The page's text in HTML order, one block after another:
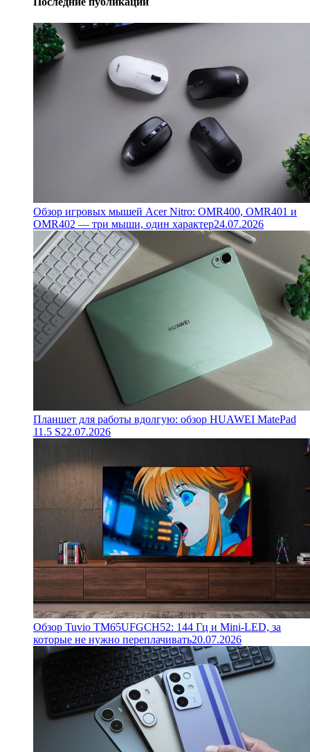
Обзор игровых мышей Acer Nitro: OMR400, OMR401 и
OMR402 — три мыши, один характер24.07.2026
Планшет для работы вдолгую: обзор HUAWEI MatePad
11.5 S22.07.2026
Обзор Tuvio TM65UFGCH52: 144 Гц и Mini-LED, за
которые не нужно переплачивать20.07.2026